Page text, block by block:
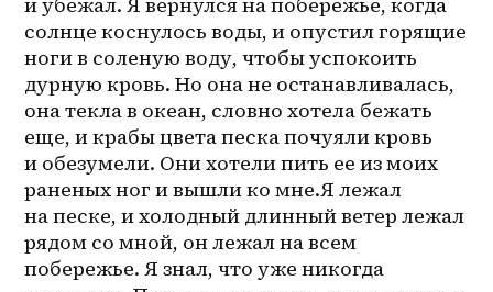
солнце коснулось воды, и опустил горящие
ноги в соленую воду, чтобы успокоить
дурную кровь. Но она не останавливалась,
она текла в океан, словно хотела бежать
еще, и крабы цвета песка почуяли кровь
и обезумели. Они хотели пить ее из моих
раненых ног и вышли ко мне.Я лежал
на песке, и холодный длинный ветер лежал
рядом со мной, он лежал на всем
побережье. Я знал, что уже никогда